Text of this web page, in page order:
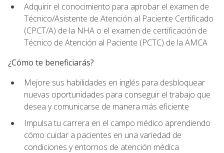
Adquirir el conocimiento para aprobar el examen de
Técnico/Asistente de Atención al Paciente Certificado
(CPCT/A) de la NHA o el examen de certificación de
Técnico de Atención al Paciente (PCTC) de la AMCA
¿Cómo te beneficiarás?
Mejore sus habilidades en inglés para desbloquear
nuevas oportunidades para conseguir el trabajo que
desea y comunicarse de manera más eficiente
Impulsa tu carrera en el campo médico aprendiendo
cómo cuidar a pacientes en una variedad de
condiciones y entornos de atención médica